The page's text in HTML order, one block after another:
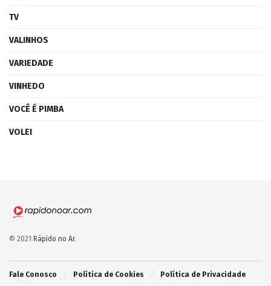
TV
VALINHOS
VARIEDADE
VINHEDO
VOCÊ É PIMBA
VOLEI
© 2021 Rápido no Ar.
Fale Conosco Política de Cookies Política de Privacidade